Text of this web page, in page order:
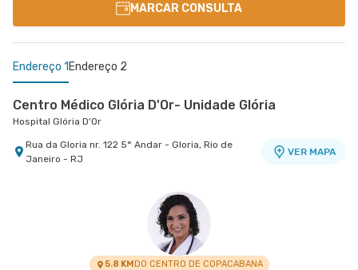
MARCAR CONSULTA
Endereço 1 Endereço 2
Centro Médico Glória D'Or- Unidade Glória
Hospital Glória D'Or
Rua da Gloria nr. 122 5° Andar - Gloria, Rio de
Janeiro - RJ
VER MAPA
Rua Almirante Baltazar nr. 333 8° Andar - Sao
Cristovao, Rio de Janeiro - RJ
5.8 KMDO CENTRO DE COPACABANA